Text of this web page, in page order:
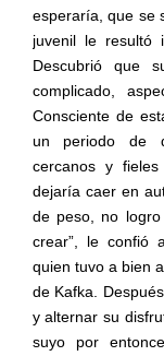
esperaría, que se
juvenil le resultó
Descubrió que
complicado,
Consciente de
un periodo de
cercanos y
dejaría caer en
de peso, no
crear”, le confió
quien tuvo a bien
de Kafka.
y alternar su
suyo por